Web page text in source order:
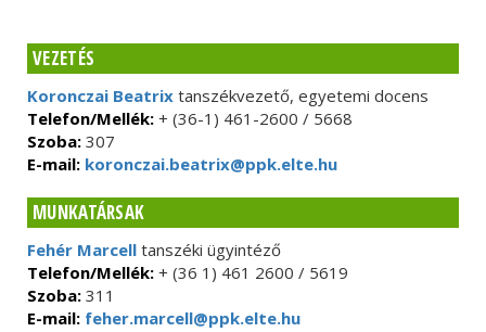
VEZETÉS
Koronczai Beatrix tanszékvezető, egyetemi docens
Telefon/Mellék: + (36-1) 461-2600 / 5668
Szoba: 307
E-mail: koronczai.beatrix@ppk.elte.hu
MUNKATÁRSAK
Fehér Marcell tanszéki ügyintéző
Telefon/Mellék: + (36 1) 461 2600 / 5619
Szoba: 311
E-mail: feher.marcell@ppk.elte.hu